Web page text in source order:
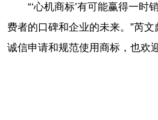
“‘心机商标’有可能赢得一时
费者的口碑和企业的未来。”芮
诚信申请和规范使用商标，也欢